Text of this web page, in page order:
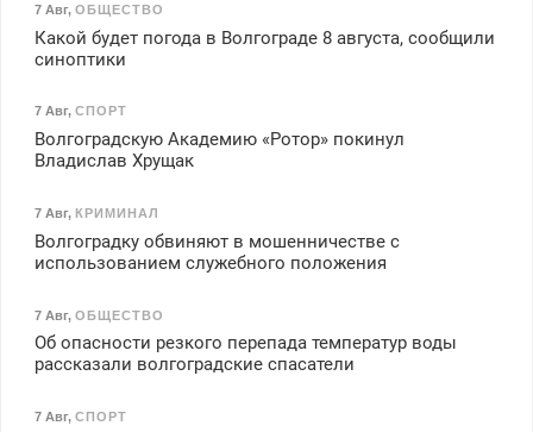
7 Авг, ОБЩЕСТВО
Какой будет погода в Волгограде 8 августа, сообщили
синоптики
7 Авг, СПОРТ
Волгоградскую Академию «Ротор» покинул
Владислав Хрущак
7 Авг, КРИМИНАЛ
Волгоградку обвиняют в мошенничестве с
использованием служебного положения
7 Авг, ОБЩЕСТВО
Об опасности резкого перепада температур воды
рассказали волгоградские спасатели
7 Авг, СПОРТ